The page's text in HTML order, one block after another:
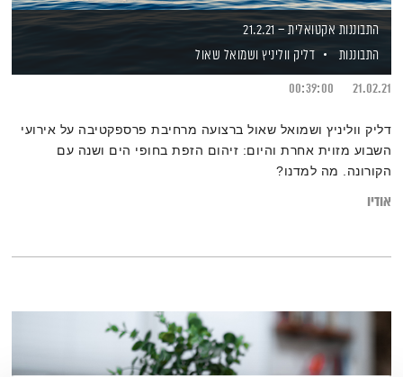
התבוננות אקטואלית – 21.2.21
התבוננות
דליק ווליניץ ושמואל שאול
21.02.21
00:39:00
דליק ווליניץ ושמואל שאול ברצועה מרחיבת פרספקטיבה על אירועי
השבוע מזוית אחרת והיום: זיהום הזפת בחופי הים ושנה עם
הקורונה. מה למדנו?
אודיו